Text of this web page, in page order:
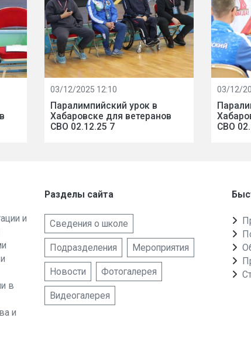
03/12/2025 12:10
Паралимпийский урок в
Хабаровске для ветеранов
СВО 02.12.25 7
03/12/
СВО
и
в
и
Разделы сайта
Сведения о школе
Подразделения Мероприятия
Новости Фотогалерея
Видеогалерея